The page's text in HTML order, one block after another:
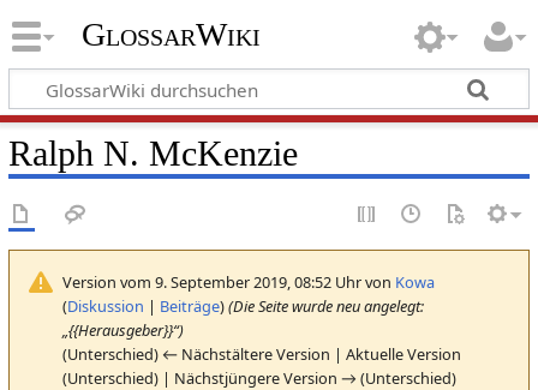
GlossarWiki
Ralph N. McKenzie
Version vom 9. September 2019, 08:52 Uhr von Kowa
(Diskussion | Beiträge)(Die Seite wurde neu angelegt:
„{{Herausgeber}}“)
(Unterschied) ← Nächstältere Version | Aktuelle Version
(Unterschied) | Nächstjüngere Version → (Unterschied)